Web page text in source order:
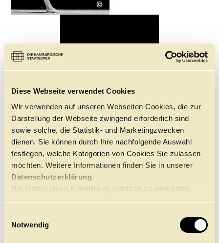
Diese Webseite verwendet Cookies
Wir verwenden auf unseren Webseiten Cookies, die zur
Darstellung der Webseite zwingend erforderlich sind
sowie solche, die Statistik- und Marketingzwecken
dienen. Sie können durch Ihre nachfolgende Auswahl
festlegen, welche Kategorien von Cookies Sie zulassen
möchten. Weitere Informationen finden Sie in unserer
Datenschutzerklärung.
Die Option diese Einwilligung jederzeit zu widerrufen
finden Sie
Notwendig
©
©
Gigi Hyatt, Leiterin der Ballettschule des Hamburg
Claude Bessy spielte eine entscheidende Rolle bei der
Pflege der tiefen und dauerhaften Verbindung zwischen